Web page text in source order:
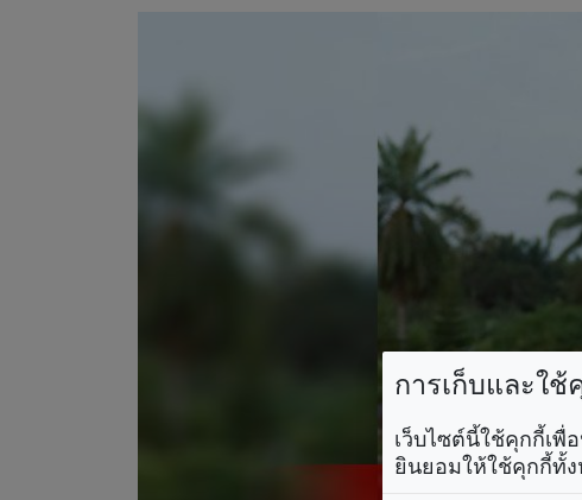
การเก็บและใช้
เว็บไซต์นี้ใช้คุกกี้เพื่
ยินยอมให้ใช้คุกกี้ทั้